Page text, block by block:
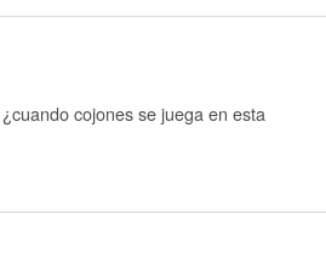
cojones se juega en esta